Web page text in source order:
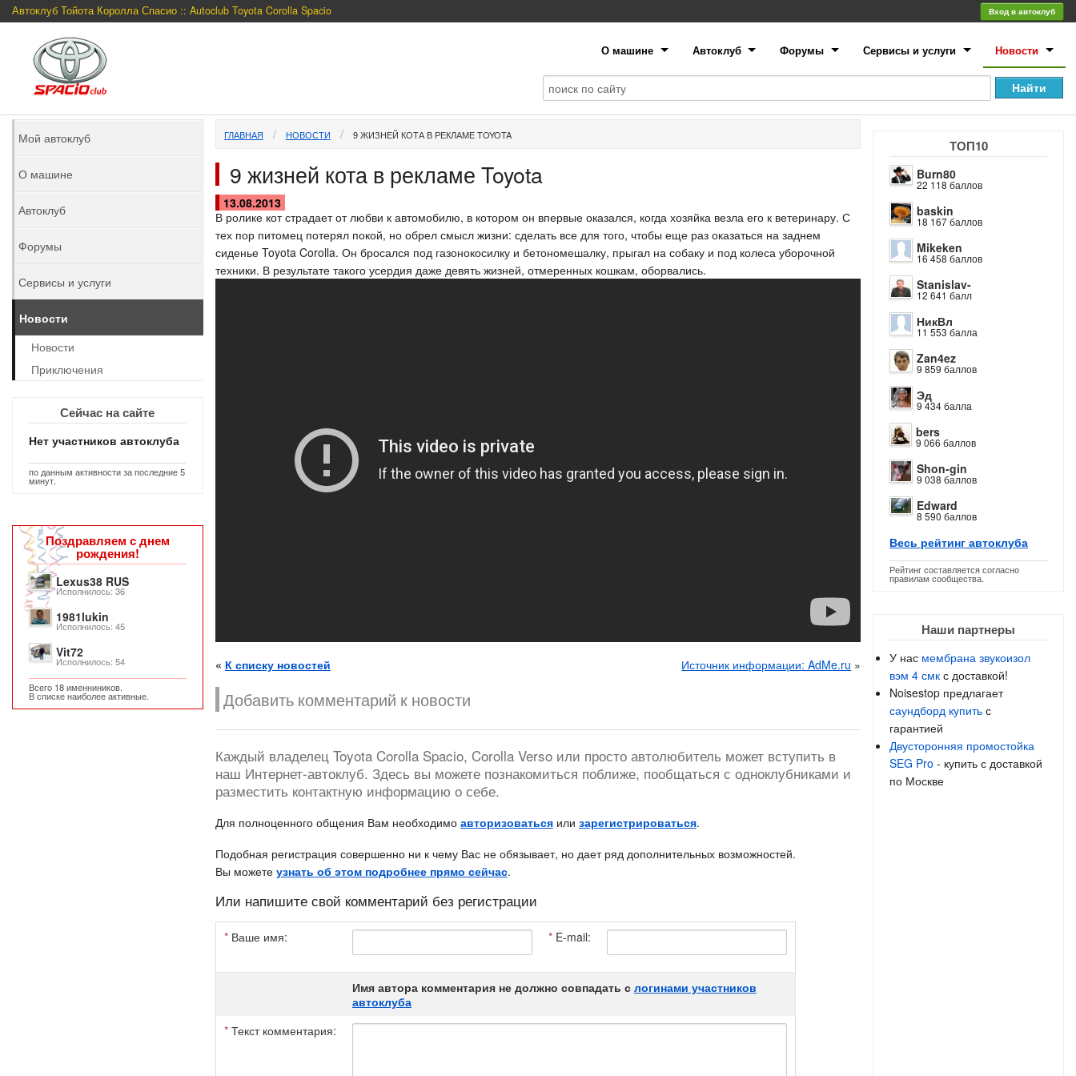
Автоклуб Тойота Королла Спасио :: Autoclub Toyota Corolla Spacio Вход в автоклуб
О машине Автоклуб Форумы Сервисы и услуги Новости
ТОП10
Burn80
22 118 баллов
baskin
18 167 баллов
Mikeken
16 458 баллов
Stanislav-
12 641 балл
НикВл
11 553 балла
Zan4ez
9 859 баллов
Эд
9 434 балла
bers
9 066 баллов
Shon-gin
9 038 баллов
Edward
8 590 баллов
Весь рейтинг автоклуба
Рейтинг составляется согласно
правилам сообщества.
Наши партнеры
У нас мембрана звукоизол
вэм 4 смк с доставкой!
Noisestop предлагает
саундборд купить с
гарантией
Двусторонняя промостойка
SEG Pro - купить с доставкой
по Москве
ГЛАВНАЯ НОВОСТИ 9 ЖИЗНЕЙ КОТА В РЕКЛАМЕ TOYOTA
9 жизней кота в рекламе Toyota
13.08.2013
В ролике кот страдает от любви к автомобилю, в котором он впервые оказался, когда хозяйка везла его к ветеринару. С
тех пор питомец потерял покой, но обрел смысл жизни: сделать все для того, чтобы еще раз оказаться на заднем
сиденье Toyota Corolla. Он бросался под газонокосилку и бетономешалку, прыгал на собаку и под колеса уборочной
техники. В результате такого усердия даже девять жизней, отмеренных кошкам, оборвались.
Источник информации: AdMe.ru »
« К списку новостей
Добавить комментарий к новости
Каждый владелец Toyota Corolla Spacio, Corolla Verso или просто автолюбитель может вступить в
наш Интернет-автоклуб. Здесь вы можете познакомиться поближе, пообщаться с одноклубниками и
разместить контактную информацию о себе.
Для полноценного общения Вам необходимо авторизоватьсяили зарегистрироваться.
Подобная регистрация совершенно ни к чему Вас не обязывает, но дает ряд дополнительных возможностей.
Вы можете узнать об этом подробнее прямо сейчас.
Или напишите свой комментарий без регистрации
*Ваше имя: *E-mail:
Имя автора комментария не должно совпадать с логинами участников
автоклуба
*Текст комментария:
Мой автоклуб
О машине
Автоклуб
Форумы
Сервисы и услуги
Новости
Новости
Приключения
Сейчас на сайте
Нет участников автоклуба
по данным активности за последние 5
минут.
Поздравляем с днем
рождения!
Lexus38 RUS
Исполнилось: 36
1981lukin
Исполнилось: 45
Vit72
Исполнилось: 54
Всего 18 именниников.
В списке наиболее активные.